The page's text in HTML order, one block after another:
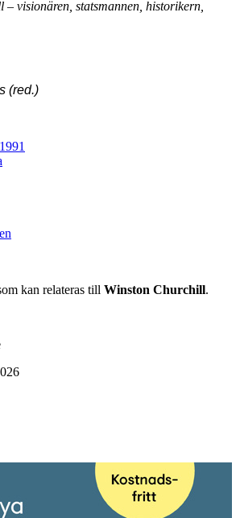
– visionären, statsmannen, historikern,
(red.)
kan relateras till Winston Churchill.